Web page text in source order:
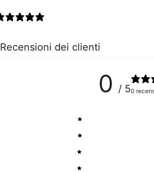
Recensioni dei clienti
0 / 50